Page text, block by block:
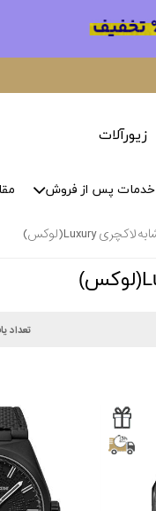
زیورآلات
خدمات پس از فروش
تعداد